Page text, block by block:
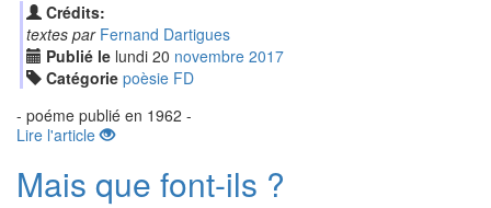
Crédits:
textes par Fernand Dartigues
Publié le lundi 20 novembre 2017
Catégorie poèsie FD
- poéme publié en 1962 -
Lire l'article
Mais que font-ils ?